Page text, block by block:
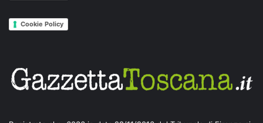
Cookie Policy